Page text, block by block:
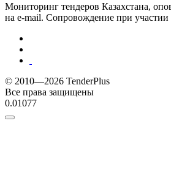
Мониторинг тендеров Казахстана,
на e-mail. Сопровождение при участии
© 2010—2026 TenderPlus
Все права защищены
0.01077